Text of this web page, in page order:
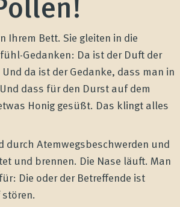
Ihrem Bett. Sie gleiten in die
Gedanken: Da ist der Duft der
da ist der Gedanke, dass man in
dass für den Durst auf dem
Honig gesüßt. Das klingt alles
durch Atemwegsbeschwerden und
und brennen. Die Nase läuft. Man
Die oder der Betreffende ist